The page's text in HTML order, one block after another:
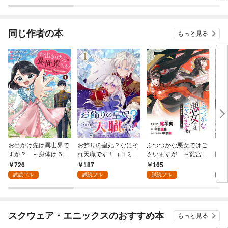
同じ作者の本 もっと見る
お出かけ先は異世界で
すか？ ～身体は５
歳・頭脳は16歳の“な
んちゃって幼女”、美
う！？～１【電子書店
726
試読フル
お飾りの皇妃？なにそ
れ天職です！（コミッ
ク）【分冊版】 1
187
試読フル
ふつつかな悪女ではご
ざいますが ～雛宮蝶
鼠とりかえ伝～ 連載
版: 1
165
試読フル
闇
C
スクウェア・エニックスのおすすめ本 もっと見る